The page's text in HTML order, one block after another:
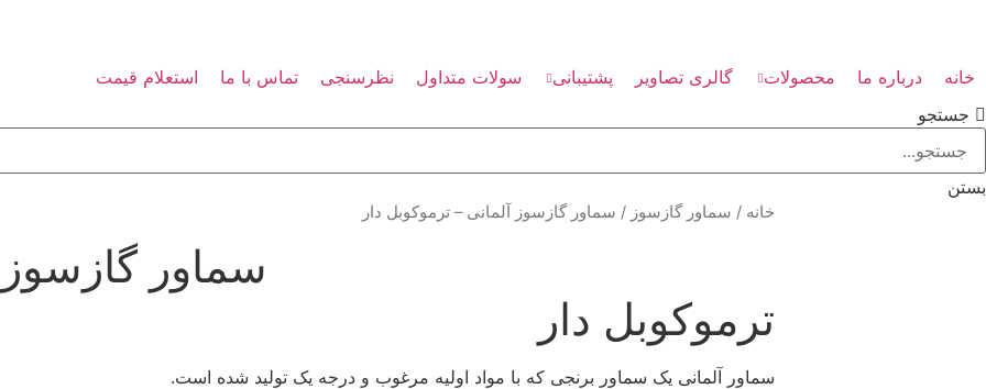
خانه درباره ما محصولات گالری تصاویر پشتیبانی سولات متداول نظرسنجی تماس با ما
استعلام قیمت
جستجو
بستن
خانه / سماور گازسوز / سماور گازسوز آلمانی – ترموکوبل دار
سماور
ترموکوبل دار
سماور آلمانی یک سماور برنجی که با مواد اولیه مرغوب و درجه یک تولید شده است.